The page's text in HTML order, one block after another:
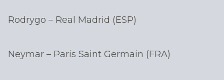
Rodrygo – Real Madrid (ESP)
Neymar – Paris Saint Germain (FRA)